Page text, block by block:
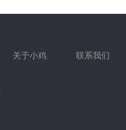
关于小鸡 联系我们